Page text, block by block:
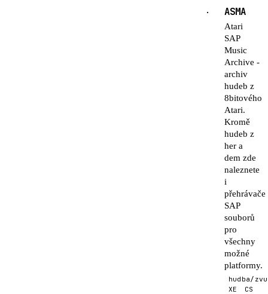
· ASMA
Atari
SAP
Music
Archive -
archiv
hudeb z
8bitového
Atari.
Kromě
hudeb z
her a
dem zde
naleznete
i
přehrávače
SAP
souborů
pro
všechny
možné
platformy.
hudba/
XE
CS